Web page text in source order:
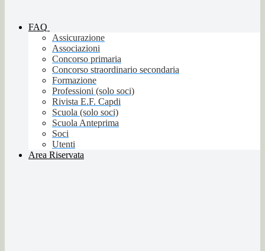
FAQ
Assicurazione
Associazioni
Concorso primaria
Concorso straordinario secondaria
Formazione
Professioni (solo soci)
Rivista E.F. Capdi
Scuola (solo soci)
Scuola Anteprima
Soci
Utenti
Area Riservata